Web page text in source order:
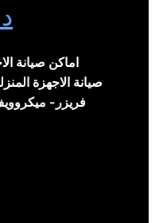
اماكن صيانة
صيانة الاجهزة
فريزر-